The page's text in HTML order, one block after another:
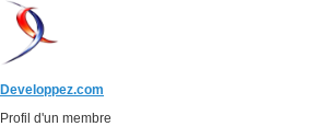
Developpez.com
Profil d'un membre